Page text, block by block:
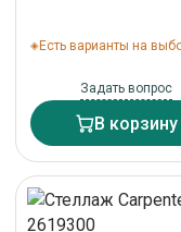
Есть варианты на
Задать вопрос
В корзину